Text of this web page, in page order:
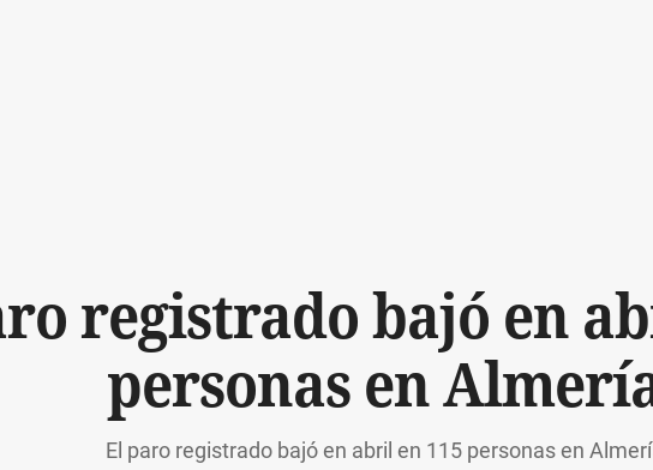
registrado bajó en
personas en
El paro registrado bajó en abril en 115 personas en